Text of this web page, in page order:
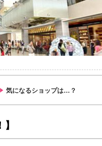
気になるショップは…？